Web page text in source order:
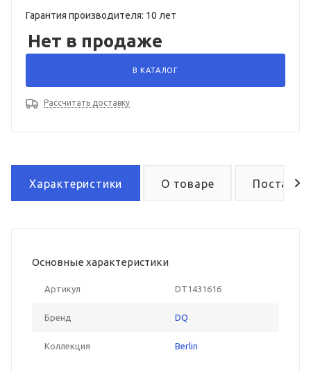
Гарантия производителя: 10 лет
Нет в продаже
В КАТАЛОГ
Рассчитать доставку
Характеристики О товаре Поставка
Основные характеристики
Артикул DT1431616
Бренд DQ
Коллекция Berlin